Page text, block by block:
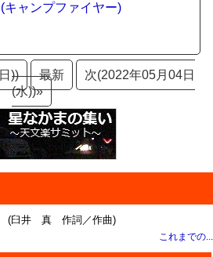
キャンプファイヤー)
)) 最新
次(2022年05月04日
(水))»
(臼井 真 作詞／作曲)
これまでの...